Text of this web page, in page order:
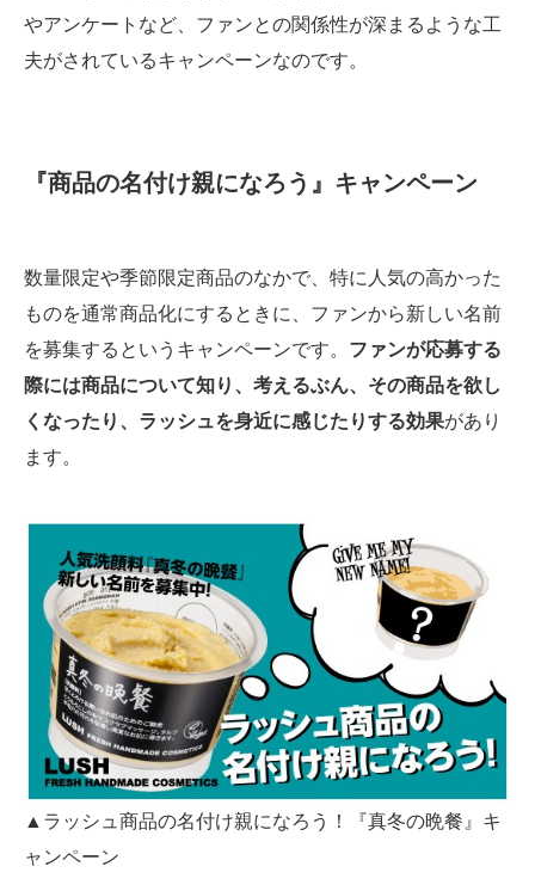
やアンケートなど、ファンとの関係性が深まるような工
夫がされているキャンペーンなのです。
『商品の名付け親になろう』キャンペーン
数量限定や季節限定商品のなかで、特に人気の高かった
ものを通常商品化にするときに、ファンから新しい名前
を募集するというキャンペーンです。 ファンが応募する
際には商品について知り、考えるぶん、その商品を欲し
くなったり、ラッシュを身近に感じたりする効果があり
ます。
▲ラッシュ商品の名付け親になろう！『真冬の晩餐』キ
ャンペーン